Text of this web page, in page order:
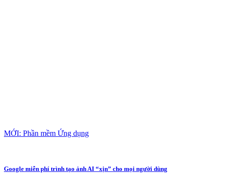
MỚI: Phần mềm Ứng dụng
Google miễn phí trình tạo ảnh AI “xịn” cho mọi người dùng